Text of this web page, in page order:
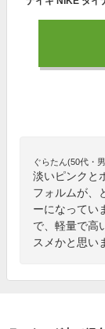
ぐらたん(50代・
淡いピンクと
フォルムが、
ーになってい
で、軽量で高
スメかと思い